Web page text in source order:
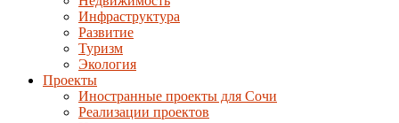
Инфраструктура
Развитие
Туризм
Экология
Проекты
Иностранные проекты для Сочи
Реализации проектов